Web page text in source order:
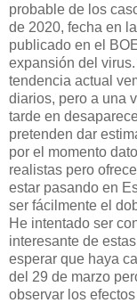
probable de los
de 2020, fecha en
publicado en el
expansión del
tendencia actual
diarios, pero a una
tarde en
pretenden dar
por el momento
realistas pero
estar pasando en
ser fácilmente el
He intentado ser
interesante de
esperar que haya
del 29 de marzo
observar los